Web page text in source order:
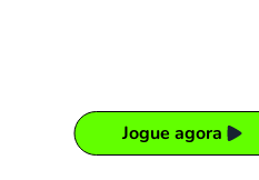
Jogue agora